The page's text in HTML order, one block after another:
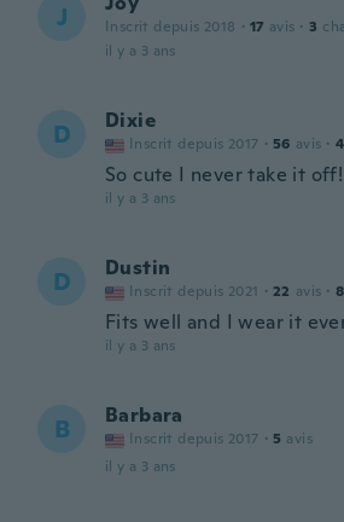
J Inscrit depuis 2018 · 17 avis · 3
il y a 3 ans
D Dixie
Inscrit depuis 2017 · 56 avis · 4
So cute I never take it
il y a 3 ans
D Dustin
Inscrit depuis 2021 · 22 avis · 8
Fits well and I wear it
il y a 3 ans
B Barbara
Inscrit depuis 2017 · 5 avis
il y a 3 ans